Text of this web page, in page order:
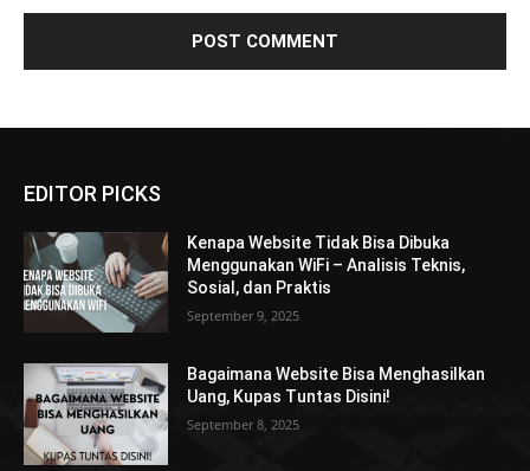
EDITOR PICKS
Kenapa Website Tidak Bisa Dibuka
Menggunakan WiFi – Analisis Teknis,
Sosial, dan Praktis
September 9, 2025
Bagaimana Website Bisa Menghasilkan
Uang, Kupas Tuntas Disini!
September 8, 2025